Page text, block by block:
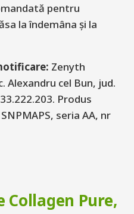
pentru
la îndemâna și la
Zenyth
Alexandru cel Bun, jud.
Produs
seria AA, nr
Pure,